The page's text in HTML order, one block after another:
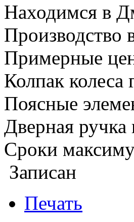
Находимся в
Производство
Примерные
Колпак колеса
Поясные
Дверная
Сроки
Записан
Печать